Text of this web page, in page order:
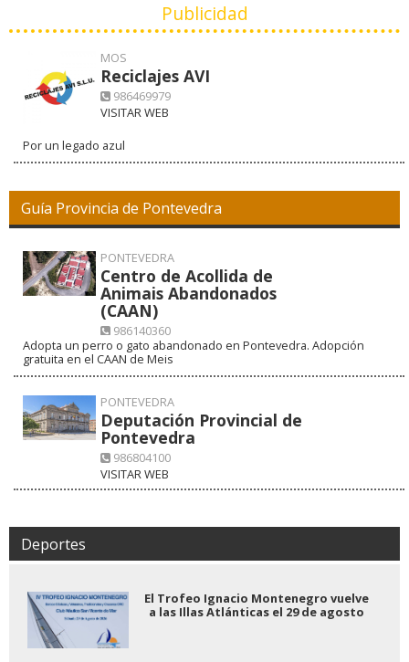
Publicidad
MOS
Reciclajes AVI
986469979
VISITAR WEB
Por un legado azul
Guía Provincia de Pontevedra
PONTEVEDRA
Centro de Acollida de
Animais Abandonados
(CAAN)
986140360
Adopta un perro o gato abandonado en Pontevedra. Adopción
gratuita en el CAAN de Meis
PONTEVEDRA
Deputación Provincial de
Pontevedra
986804100
VISITAR WEB
Deportes
El Trofeo Ignacio Montenegro vuelve
a las Illas Atlánticas el 29 de agosto